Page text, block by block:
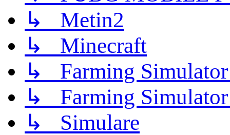
↳ Metin2
↳ Minecraft
↳ Farming
↳ Farming
↳ Simulare